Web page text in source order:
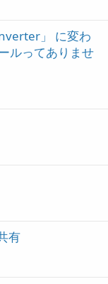
」 に変わ
ルってありませ
有